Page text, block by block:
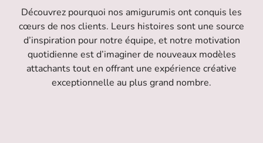
Découvrez pourquoi nos amigurumis ont conquis les
cœurs de nos clients. Leurs histoires sont une source
d’inspiration pour notre équipe, et notre motivation
quotidienne est d’imaginer de nouveaux modèles
attachants tout en offrant une expérience créative
exceptionnelle au plus grand nombre.